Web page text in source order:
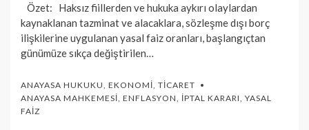
Özet: Haksız fiillerden ve hukuka aykırı olaylardan
kaynaklanan tazminat ve alacaklara, sözleşme dışı borç
ilişkilerine uygulanan yasal faiz oranları, başlangıçtan
günümüze sıkça değiştirilen…
ANAYASA HUKUKU EKONOMI TICARET
ANAYASA MAHKEMESI ENFLASYON İPTAL KARARI YASAL
FAIZ